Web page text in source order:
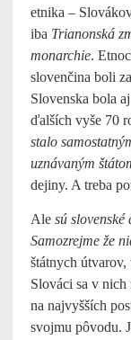
etnika –
iba Trianonská
monarchie.
slovenčina boli
Slovenska bola
ďalších vyše 70
stalo
uznávaným
dejiny. A treba
Ale sú
Samozrejme že
štátnych
Slováci sa v
na najvyšších
svojmu pôvodu.